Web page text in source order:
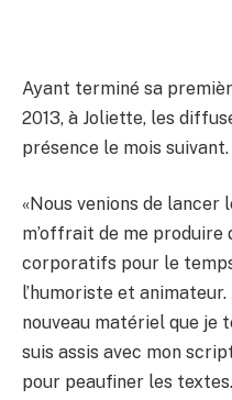
Ayant terminé sa
2013, à Joliette, les
présence le mois suivant.
«Nous venions de lancer
m’offrait de me produire
corporatifs pour le
l’humoriste et animateur.
nouveau matériel que je
suis assis avec mon
pour peaufiner les